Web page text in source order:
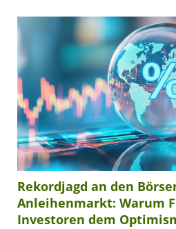
Rekordjagd an den
Anleihenmarkt: Warum
Investoren dem